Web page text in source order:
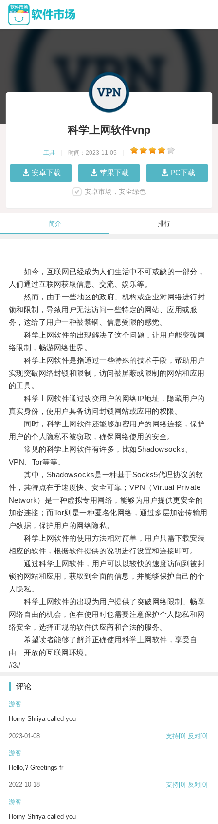
科学上网软件vnp
工具 时间：2023-11-05
安卓下载 苹果下载 PC下载
安卓市场，安全绿色
简介 排行
如今，互联网已经成为人们生活中不可或缺的一部分，
人们通过互联网获取信息、交流、娱乐等。
然而，由于一些地区的政府、机构或企业对网络进行封
锁和限制，导致用户无法访问一些特定的网站、应用或服
务，这给了用户一种被禁锢、信息受限的感觉。
科学上网软件的出现解决了这个问题，让用户能突破网
络限制，畅游网络世界。
科学上网软件是指通过一些特殊的技术手段，帮助用户
实现突破网络封锁和限制，访问被屏蔽或限制的网站和应用
的工具。
科学上网软件通过改变用户的网络IP地址，隐藏用户的
真实身份，使用户具备访问封锁网站或应用的权限。
同时，科学上网软件还能够加密用户的网络连接，保护
用户的个人隐私不被窃取，确保网络使用的安全。
常见的科学上网软件有许多，比如Shadowsocks、
VPN、Tor等等。
其中，Shadowsocks是一种基于Socks5代理协议的软
件，其特点在于速度快、安全可靠；VPN（Virtual Private
Network）是一种虚拟专用网络，能够为用户提供更安全的
加密连接；而Tor则是一种匿名化网络，通过多层加密传输用
户数据，保护用户的网络隐私。
科学上网软件的使用方法相对简单，用户只需下载安装
相应的软件，根据软件提供的说明进行设置和连接即可。
通过科学上网软件，用户可以以较快的速度访问到被封
锁的网站和应用，获取到全面的信息，并能够保护自己的个
人隐私。
科学上网软件的出现为用户提供了突破网络限制、畅享
网络自由的机会，但在使用时也需要注意保护个人隐私和网
络安全，选择正规的软件供应商和合法的服务。
希望读者能够了解并正确使用科学上网软件，享受自
由、开放的互联网环境。
#3#
评论
游客
Horny Shriya called you
2023-01-08 支持[0] 反对[0]
游客
Hello,? Greetings fr
2022-10-18 支持[0] 反对[0]
游客
Horny Shriya called you